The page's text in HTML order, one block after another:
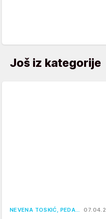
Još iz kategorije
NEVENA TOSKIĆ, PEDA…